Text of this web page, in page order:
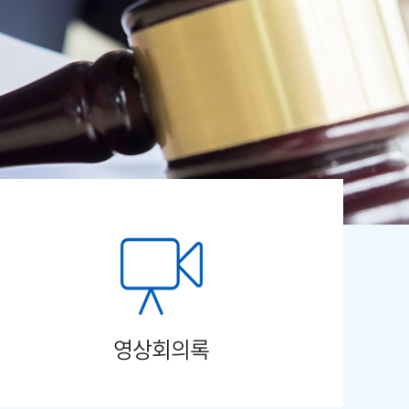
영상회의록